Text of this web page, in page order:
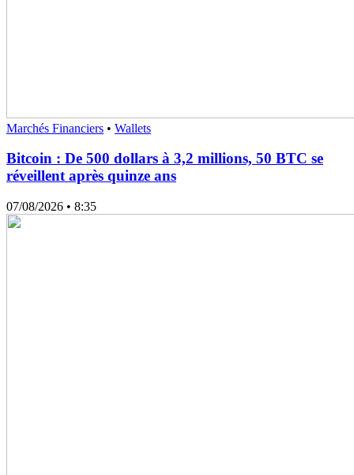
Marchés Financiers • Wallets
Bitcoin : De 500 dollars à 3,2 millions, 50 BTC se
réveillent après quinze ans
07/08/2026 • 8:35